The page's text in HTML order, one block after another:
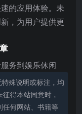
的应用体验。未
，为用户提供更
务到娱乐休闲
殊说明或标注，均
得本站同意时，
任何网站、书籍等